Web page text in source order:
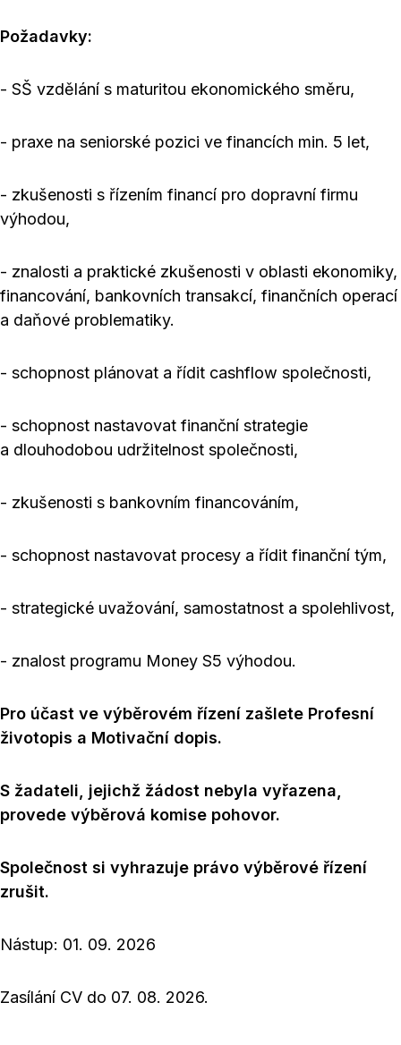
Požadavky:
- SŠ vzdělání s maturitou ekonomického směru,
- praxe na seniorské pozici ve financích min. 5 let,
- zkušenosti s řízením financí pro dopravní firmu
výhodou,
- znalosti a praktické zkušenosti v oblasti ekonomiky,
financování, bankovních transakcí, finančních operací
a daňové problematiky.
- schopnost plánovat a řídit cashflow společnosti,
- schopnost nastavovat finanční strategie
a dlouhodobou udržitelnost společnosti,
- zkušenosti s bankovním financováním,
- schopnost nastavovat procesy a řídit finanční tým,
- strategické uvažování, samostatnost a spolehlivost,
- znalost programu Money S5 výhodou.
Pro účast ve výběrovém řízení zašlete Profesní
životopis a Motivační dopis.
S žadateli, jejichž žádost nebyla vyřazena,
provede výběrová komise pohovor.
Společnost si vyhrazuje právo výběrové řízení
zrušit.
Nástup: 01. 09. 2026
Zasílání CV do 07. 08. 2026.